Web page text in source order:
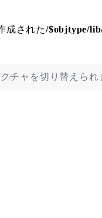
成された/$objtype/
チャを切り替えられ